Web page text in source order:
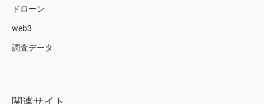
ドローン
web3
調査データ